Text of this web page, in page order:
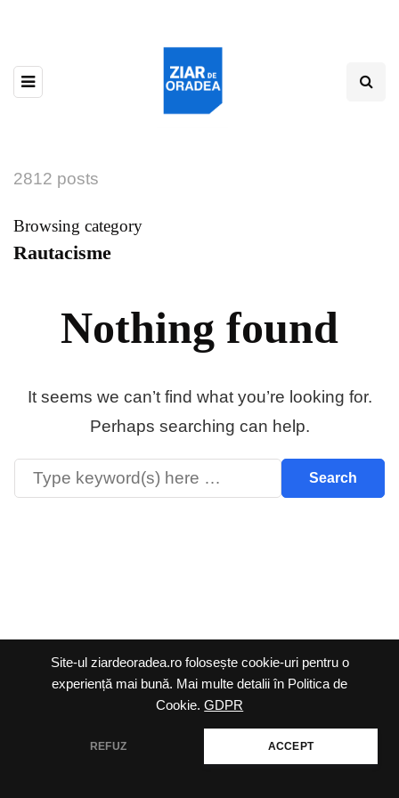
Site-ul ziardeoradea.ro folosește cookie-uri pentru o
experiență mai bună. Mai multe detalii în Politica de
Cookie. GDPR
REFUZ ACCEPT
2812 posts
Browsing category
Rautacisme
Nothing found
It seems we can’t find what you’re looking for.
Perhaps searching can help.
Ziar de Oradea @2026 |
Termeni și condiții |
Politica